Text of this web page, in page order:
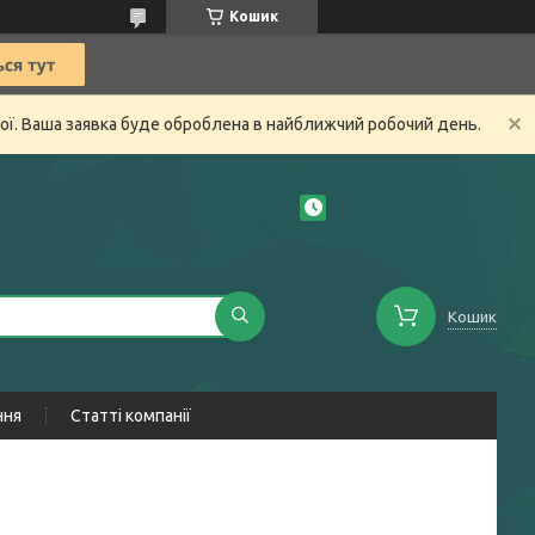
Кошик
Ваша заявка буде оброблена в найближчий робочий день.
Кошик
Статті компанії